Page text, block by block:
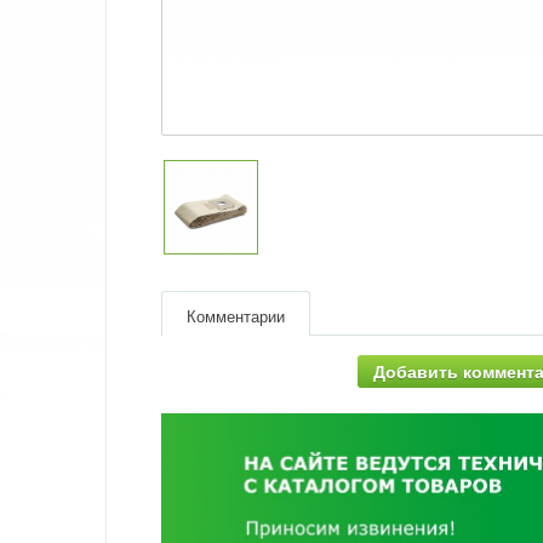
Комментарии
Добавить